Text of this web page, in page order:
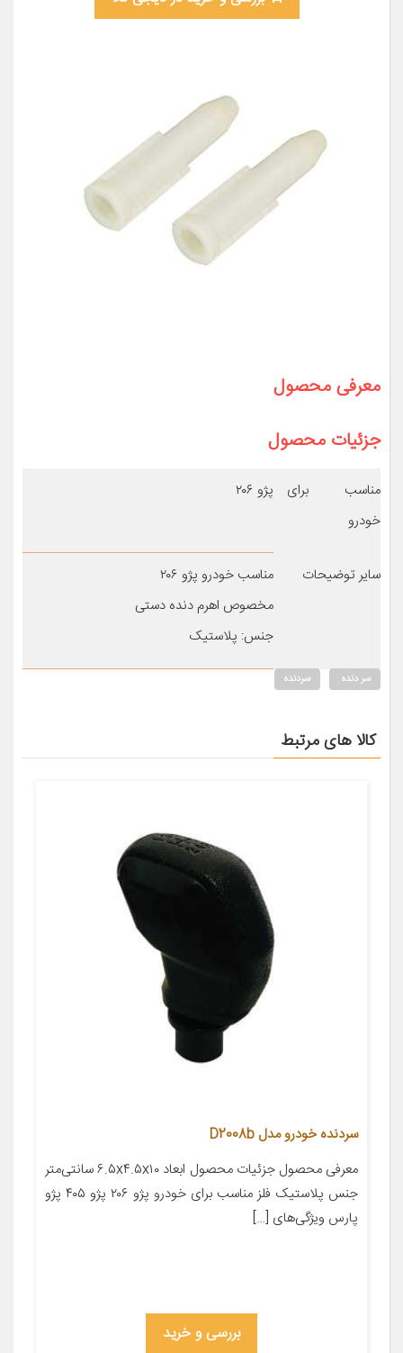
معرفی محصول
جزئیات محصول
مناسب برای
خودرو
پژو ۲۰۶
سایر توضیحات
مناسب خودرو پژو ۲۰۶
مخصوص اهرم دنده دستی
جنس: پلاستیک
سر دنده سردنده
کالا های مرتبط
سردنده خودرو مدل D2008b
معرفی محصول جزئیات محصول ابعاد ۶.۵x۴.۵x۱۰ سانتی‌متر
جنس پلاستیک فلز مناسب برای خودرو پژو ۲۰۶ پژو ۴۰۵ پژو
پارس ویژگی‌های […]
بررسی و خرید